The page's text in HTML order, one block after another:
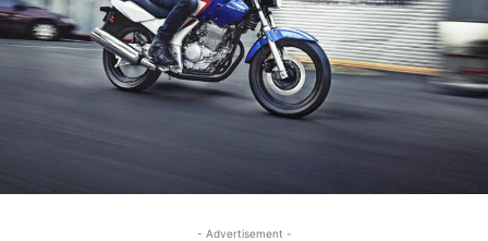
- Advertisement -